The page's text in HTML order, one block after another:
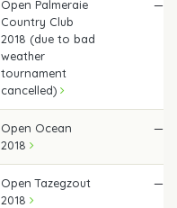
Open Palmeraie
Country Club
2018 (due to bad
weather
tournament
cancelled)
—
Open Ocean
2018
—
Open Tazegzout
2018
—